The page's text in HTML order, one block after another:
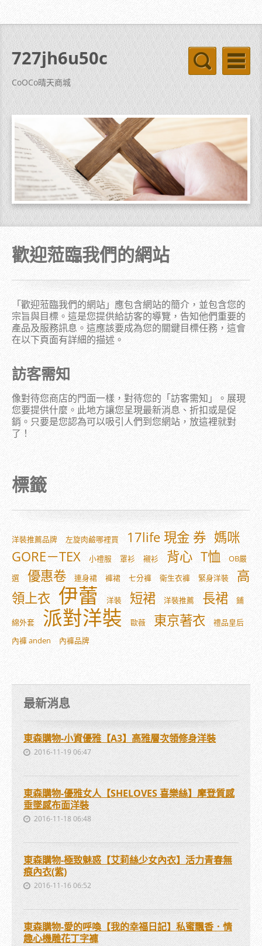
727jh6u50c
CoOCo晴天商城
歡迎蒞臨我們的網站
「歡迎蒞臨我們的網站」應包含網站的簡介，並包含您的
宗旨與目標。這是您提供給訪客的導覽，告知他們重要的
產品及服務訊息。這應該要成為您的關鍵目標任務，這會
在以下頁面有詳細的描述。
訪客需知
像對待您商店的門面一樣，對待您的「訪客需知」。展現
您要提供什麼。此地方讓您呈現最新消息、折扣或是促
銷。只要是您認為可以吸引人們到您網站，放這裡就對
了！
標籤
洋裝推薦品牌 左旋肉鹼哪裡買 17life 現金 券 媽咪
GORE－TEX
小禮服 罩衫 襯衫 背心 T恤
OB嚴
選
優惠卷 連身裙 褲裙 七分褲 衛生衣褲 緊身洋裝
高
領上衣 伊蕾 洋裝 短裙 洋裝推薦 長裙 鋪
綿外套 派對洋裝 歐薇 東京著衣
禮品皇后
內褲 anden
內褲品牌
最新消息
東森購物-小資優雅【A3】高雅層次領修身洋裝
2016-11-19 06:47
東森購物-優雅女人【SHELOVES 喜樂絲】摩登質感
垂墜感布面洋裝
2016-11-18 06:48
東森購物-極致魅惑【艾莉絲少女內衣】活力青春無
痕內衣(紫)
2016-11-16 06:52
東森購物-愛的呼喚【我的幸福日記】私蜜飄香．情
趣心機雕花丁字褲